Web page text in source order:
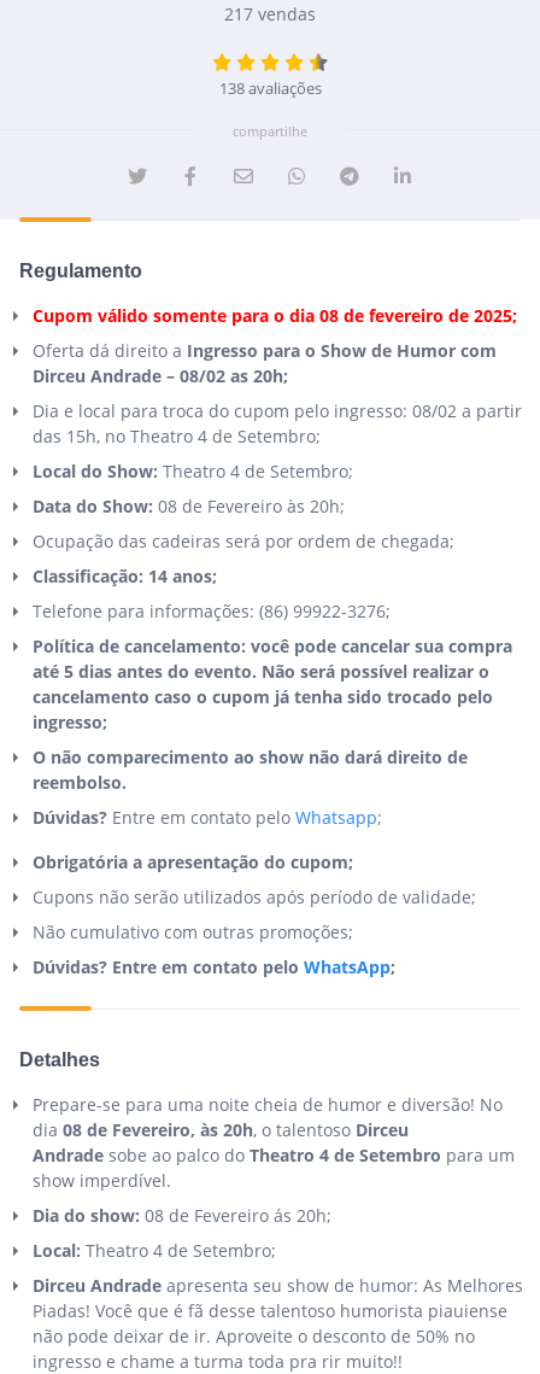
217 vendas
138 avaliações
compartilhe
Regulamento
Cupom válido somente para o dia 08 de fevereiro de 2025;
Oferta dá direito a Ingresso para o Show de Humor com
Dirceu Andrade – 08/02 as 20h;
Dia e local para troca do cupom pelo ingresso: 08/02 a partir
das 15h, no Theatro 4 de Setembro;
Local do Show: Theatro 4 de Setembro;
Data do Show: 08 de Fevereiro às 20h;
Ocupação das cadeiras será por ordem de chegada;
Classificação: 14 anos;
Telefone para informações: (86) 99922-3276;
Política de cancelamento: você pode cancelar sua compra
até 5 dias antes do evento. Não será possível realizar o
cancelamento caso o cupom já tenha sido trocado pelo
ingresso;
O não comparecimento ao show não dará direito de
reembolso.
Dúvidas? Entre em contato pelo Whatsapp;
Obrigatória a apresentação do cupom;
Cupons não serão utilizados após período de validade;
Não cumulativo com outras promoções;
Dúvidas? Entre em contato pelo WhatsApp;
Detalhes
Prepare-se para uma noite cheia de humor e diversão! No
dia 08 de Fevereiro, às 20h, o talentoso Dirceu
Andrade sobe ao palco do Theatro 4 de Setembro para um
show imperdível.
Dia do show: 08 de Fevereiro ás 20h;
Local: Theatro 4 de Setembro;
Dirceu Andrade apresenta seu show de humor: As Melhores
Piadas! Você que é fã desse talentoso humorista piauiense
não pode deixar de ir. Aproveite o desconto de 50% no
ingresso e chame a turma toda pra rir muito!!